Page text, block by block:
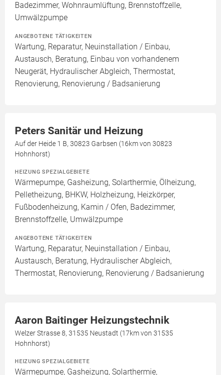
Badezimmer, Wohnraumlüftung, Brennstoffzelle,
Umwälzpumpe
ANGEBOTENE TÄTIGKEITEN
Wartung, Reparatur, Neuinstallation / Einbau,
Austausch, Beratung, Einbau von vorhandenem
Neugerät, Hydraulischer Abgleich, Thermostat,
Renovierung, Renovierung / Badsanierung
Peters Sanitär und Heizung
Auf der Heide 1 B, 30823 Garbsen (16km von 30823
Hohnhorst)
HEIZUNG SPEZIALGEBIETE
Wärmepumpe, Gasheizung, Solarthermie, Ölheizung,
Pelletheizung, BHKW, Holzheizung, Heizkörper,
Fußbodenheizung, Kamin / Ofen, Badezimmer,
Brennstoffzelle, Umwälzpumpe
ANGEBOTENE TÄTIGKEITEN
Wartung, Reparatur, Neuinstallation / Einbau,
Austausch, Beratung, Hydraulischer Abgleich,
Thermostat, Renovierung, Renovierung / Badsanierung
Aaron Baitinger Heizungstechnik
Welzer Strasse 8, 31535 Neustadt (17km von 31535
Hohnhorst)
HEIZUNG SPEZIALGEBIETE
Wärmepumpe, Gasheizung, Solarthermie,